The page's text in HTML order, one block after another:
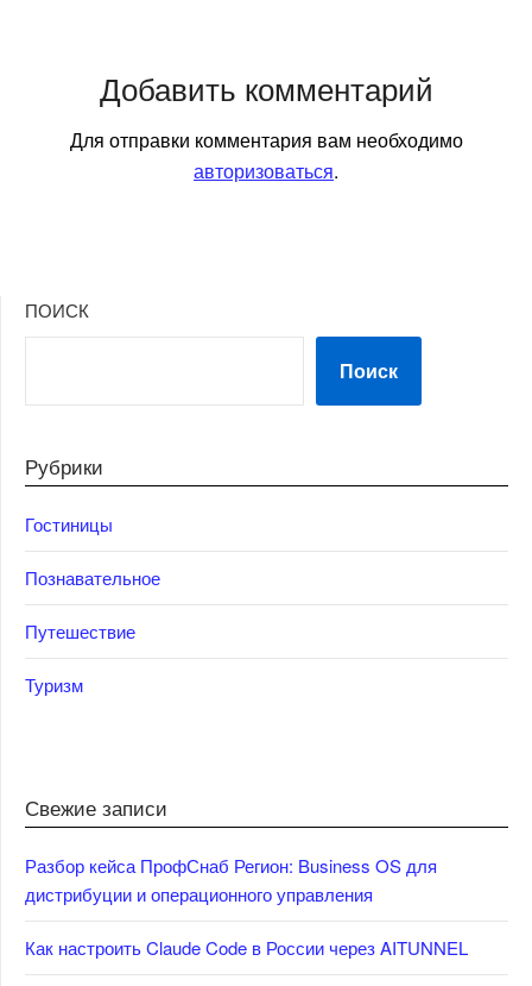
Добавить комментарий
Для отправки комментария вам необходимо
авторизоваться.
ПОИСК
Поиск
Рубрики
Гостиницы
Познавательное
Путешествие
Туризм
Свежие записи
Разбор кейса ПрофСнаб Регион: Business OS для
дистрибуции и операционного управления
Как настроить Claude Code в России через AITUNNEL